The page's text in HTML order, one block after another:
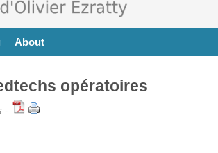
About
opératoires
-